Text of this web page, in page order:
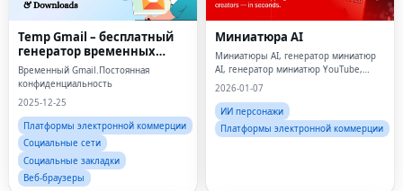
Temp Gmail – бесплатный
генератор временных
учетных записей Gmail
|TempGmailer
Временный Gmail.Постоянная
конфиденциальность
2025-12-25
Платформы электронной коммерции
Социальные сети
Социальные закладки
Веб-браузеры
Миниатюра AI
Миниатюры AI, генератор миниатюр
AI, генератор миниатюр YouTube,
генератор миниатюр AI YouTube,
создатель миниатюр AI YouTube
2026-01-07
ИИ персонажи
Платформы электронной коммерции